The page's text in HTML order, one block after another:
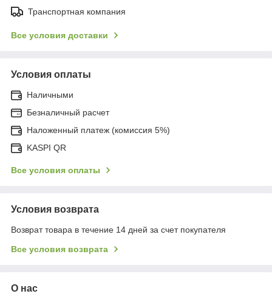
Транспортная компания
Все условия доставки
Условия оплаты
Наличными
Безналичный расчет
Наложенный платеж (комиссия 5%)
KASPI QR
Все условия оплаты
Условия возврата
Возврат товара в течение 14 дней за счет покупателя
Все условия возврата
О нас